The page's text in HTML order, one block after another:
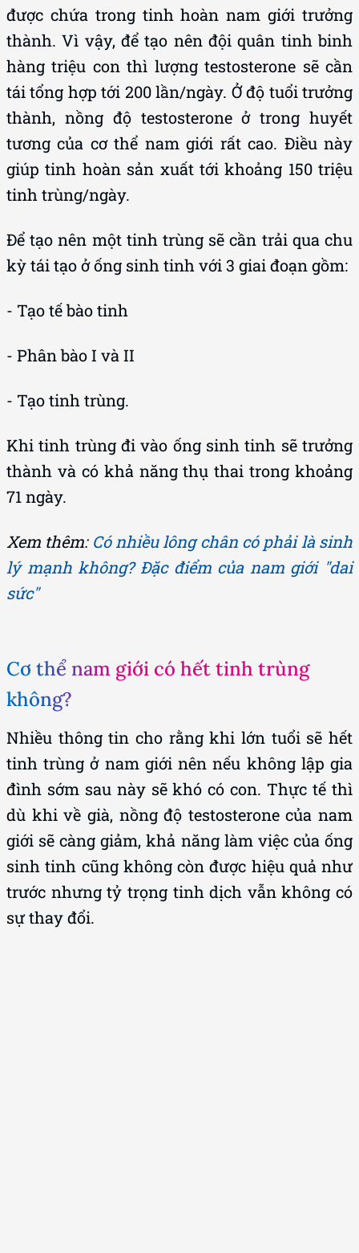
được chứa trong tinh hoàn nam giới trưởng
thành. Vì vậy, để tạo nên đội quân tinh binh
hàng triệu con thì lượng testosterone sẽ cần
tái tổng hợp tới 200 lần/ngày. Ở độ tuổi trưởng
thành, nồng độ testosterone ở trong huyết
tương của cơ thể nam giới rất cao. Điều này
giúp tinh hoàn sản xuất tới khoảng 150 triệu
tinh trùng/ngày.
Để tạo nên một tinh trùng sẽ cần trải qua chu
kỳ tái tạo ở ống sinh tinh với 3 giai đoạn gồm:
- Tạo tế bào tinh
- Phân bào I và II
- Tạo tinh trùng.
Khi tinh trùng đi vào ống sinh tinh sẽ trưởng
thành và có khả năng thụ thai trong khoảng
71 ngày.
Xem thêm: Có nhiều lông chân có phải là sinh
lý mạnh không? Đặc điểm của nam giới "dai
sức"
Cơ thể nam giới có hết tinh trùng
không?
Nhiều thông tin cho rằng khi lớn tuổi sẽ hết
tinh trùng ở nam giới nên nếu không lập gia
đình sớm sau này sẽ khó có con. Thực tế thì
dù khi về già, nồng độ testosterone của nam
giới sẽ càng giảm, khả năng làm việc của ống
sinh tinh cũng không còn được hiệu quả như
trước nhưng tỷ trọng tinh dịch vẫn không có
sự thay đổi.